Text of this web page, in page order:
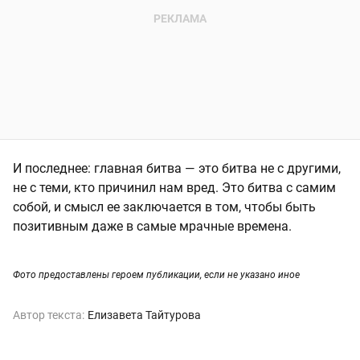
И последнее: главная битва — это битва не с другими,
не с теми, кто причинил нам вред. Это битва с самим
собой, и смысл ее заключается в том, чтобы быть
позитивным даже в самые мрачные времена.
Фото предоставлены героем публикации, если не указано иное
Автор текста: Елизавета Тайтурова